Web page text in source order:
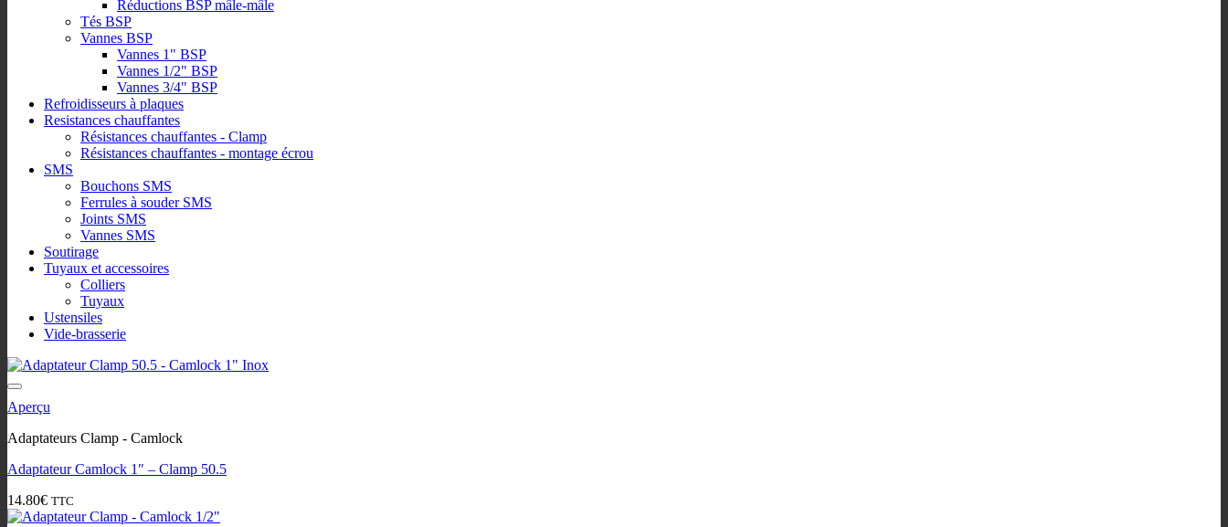
Réductions BSP mâle-mâle
Tés BSP
Vannes BSP
Vannes 1" BSP
Vannes 1/2" BSP
Vannes 3/4" BSP
Refroidisseurs à plaques
Resistances chauffantes
Résistances chauffantes - Clamp
Résistances chauffantes - montage écrou
SMS
Bouchons SMS
Ferrules à souder SMS
Joints SMS
Vannes SMS
Soutirage
Tuyaux et accessoires
Colliers
Tuyaux
Ustensiles
Vide-brasserie
Aperçu
Adaptateurs Clamp - Camlock
Adaptateur Camlock 1″ – Clamp 50.5
14.80€ TTC